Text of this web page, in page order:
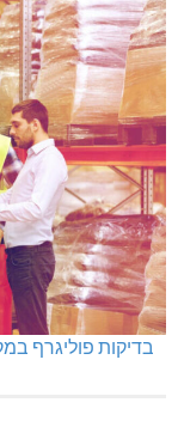
בדיקות פוליגרף